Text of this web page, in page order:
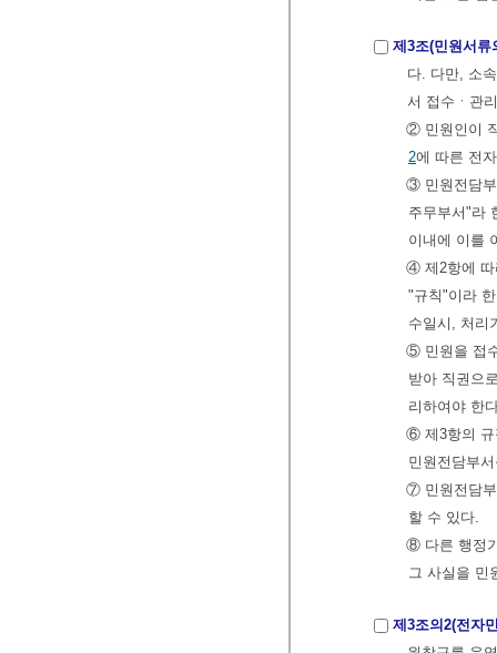
제3조(민원서류
다. 다만, 소
서 접수ㆍ관
② 민원인이
2에 따른 전
③ 민원전담부
주무부서"라
이내에 이를
④ 제2항에 따
"규칙"이라
수일시, 처리
⑤ 민원을 접
받아 직권으
리하여야 한
⑥ 제3항의 규
민원전담부
⑦ 민원전담부
할 수 있다.
⑧ 다른 행정
그 사실을 민
제3조의2(전자